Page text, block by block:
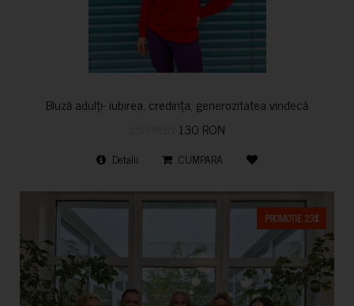
Bluză adulți- iubirea, credința, generozitatea vindecă
130 RON
Detalii CUMPARA
PROMOTIE 23%